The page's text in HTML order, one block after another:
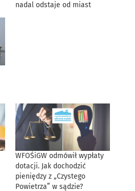
nadal odstaje od miast
WFOŚiGW odmówił wypłaty
dotacji. Jak dochodzić
pieniędzy z „Czystego
Powietrza” w sądzie?